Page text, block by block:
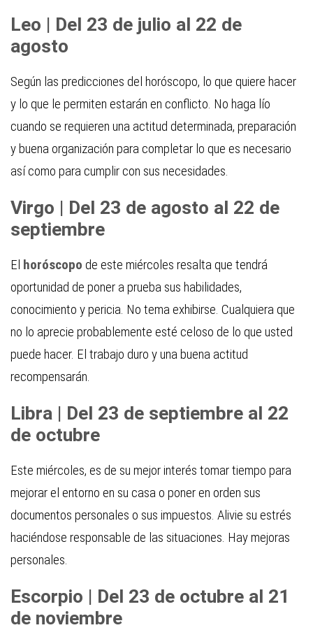
Leo | Del 23 de julio al 22 de
agosto
Según las predicciones del horóscopo, lo que quiere hacer
y lo que le permiten estarán en conflicto. No haga lío
cuando se requieren una actitud determinada, preparación
y buena organización para completar lo que es necesario
así como para cumplir con sus necesidades.
Virgo | Del 23 de agosto al 22 de
septiembre
El horóscopo de este miércoles resalta que tendrá
oportunidad de poner a prueba sus habilidades,
conocimiento y pericia. No tema exhibirse. Cualquiera que
no lo aprecie probablemente esté celoso de lo que usted
puede hacer. El trabajo duro y una buena actitud
recompensarán.
Libra | Del 23 de septiembre al 22
de octubre
Este miércoles, es de su mejor interés tomar tiempo para
mejorar el entorno en su casa o poner en orden sus
documentos personales o sus impuestos. Alivie su estrés
haciéndose responsable de las situaciones. Hay mejoras
personales.
Escorpio | Del 23 de octubre al 21
de noviembre